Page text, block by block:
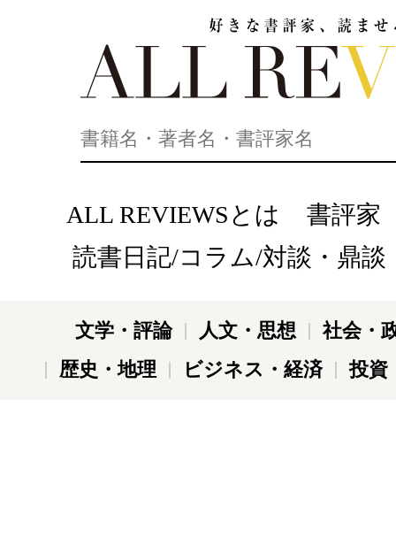
ALL REVIEWSとは
書評家
読書日記/コラム/対談・鼎談
文学・評論 人文・思想
社会・
歴史・地理
ビジネス・経済 投資